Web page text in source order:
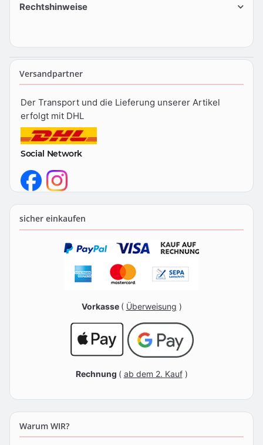
Rechtshinweise
Versandpartner
Der Transport und die Lieferung unserer Artikel
erfolgt mit DHL
Social Network
sicher einkaufen
Vorkasse ( Überweisung )
Rechnung ( ab dem 2. Kauf)
Warum WIR?